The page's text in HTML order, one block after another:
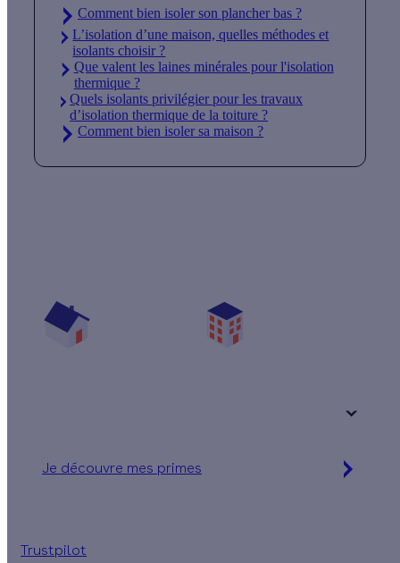
Comment bien isoler son plancher bas ?
L’isolation d’une maison, quelles méthodes et
isolants choisir ?
Que valent les laines minérales pour l'isolation
thermique ?
Quels isolants privilégier pour les travaux
d’isolation thermique de la toiture ?
Comment bien isoler sa maison ?
Je découvre mes primes
Trustpilot